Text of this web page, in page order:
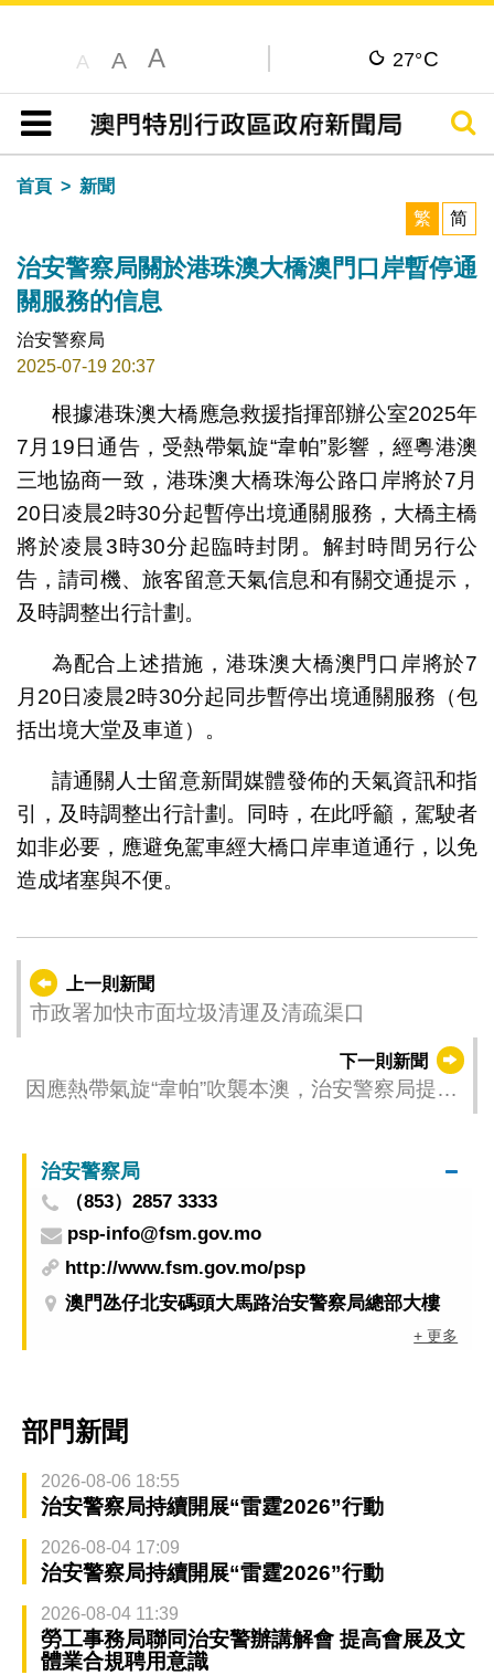
A A A 27°C
目錄
搜尋
首頁
新聞
繁
简
治安警察局關於港珠澳大橋澳門口岸暫停通
關服務的信息
治安警察局
2025-07-19 20:37
根據港珠澳大橋應急救援指揮部辦公室2025年
7月19日通告，受熱帶氣旋“韋帕”影響，經粵港澳
三地協商一致，港珠澳大橋珠海公路口岸將於7月
20日凌晨2時30分起暫停出境通關服務，大橋主橋
將於凌晨3時30分起臨時封閉。解封時間另行公
告，請司機、旅客留意天氣信息和有關交通提示，
及時調整出行計劃。
為配合上述措施，港珠澳大橋澳門口岸將於7
月20日凌晨2時30分起同步暫停出境通關服務（包
括出境大堂及車道）。
請通關人士留意新聞媒體發佈的天氣資訊和指
引，及時調整出行計劃。同時，在此呼籲，駕駛者
如非必要，應避免駕車經大橋口岸車道通行，以免
造成堵塞與不便。
上一則新聞
市政署加快市面垃圾清運及清疏渠口
下一則新聞
因應熱帶氣旋“韋帕”吹襲本澳，治安警察局提醒
治安警察局
（853）2857 3333
psp-info@fsm.gov.mo
http://www.fsm.gov.mo/psp
澳門氹仔北安碼頭大馬路治安警察局總部大樓
+ 更多
部門新聞
2026-08-06 18:55
治安警察局持續開展“雷霆2026”行動
2026-08-04 17:09
治安警察局持續開展“雷霆2026”行動
2026-08-04 11:39
勞工事務局聯同治安警辦講解會 提高會展及文
體業合規聘用意識